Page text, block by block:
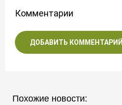
Комментарии
ДОБАВИТЬ КОММЕНТАРИЙ
Похожие новости: